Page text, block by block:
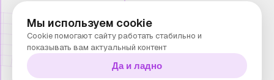
Смс рассылка 2026 ©
Запрещено копирование материалов сайта без
письменного разрешения ООО "Таргет Телеком"
Политика конфиденциальности
Мы используем cookie
Cookie помогают сайту работать стабильно и
показывать вам актуальный контент
Да и ладно